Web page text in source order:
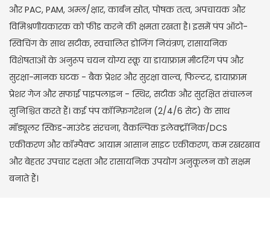
और PAC, PAM, अम्ल/क्षार, कार्बन स्रोत, पोषक तत्व, अपचायक और
विमिश्रणीयकारक को फीड करने की क्षमता रखता है। इसमें पंप ऑटो-
स्विचिंग के साथ सटीक, स्वचालित डोजिंग नियंत्रण, रासायनिक
विशेषताओं के अनुरूप चयन योग्य स्क्रू या डायाफ्राम मीटरिंग पंप और
सुरक्षा-मानक घटक - बैक प्रेशर और सुरक्षा वाल्व, फिल्टर, डायाफ्राम
प्रेशर गेज और सफाई पाइपलाइन - स्थिर, सटीक और सुरक्षित संचालन
सुनिश्चित करते हैं। कई पंप कॉन्फ़िगरेशन (2/4/6 सेट) के साथ
मॉड्यूलर स्किड-माउंटेड संरचना, वैकल्पिक इलेक्ट्रॉनिक/DCS
एकीकरण और कॉम्पैक्ट आयाम आसान साइट एकीकरण, कम रखरखाव
और बेहतर उपचार दक्षता और रासायनिक उपयोग अनुकूलन को सक्षम
बनाते हैं।